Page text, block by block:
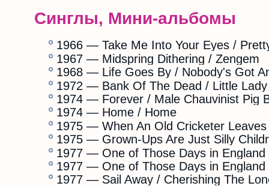
Синглы, Мини-альбомы
1966 — Take Me Into Your Eyes /
1967 — Midspring Dithering / Zengem
1968 — Life Goes By / Nobody's Got
1972 — Bank Of The Dead / Little Lady
1974 — Forever / Male Chauvinist Pig
1974 — Home / Home
1975 — When An Old Cricketer
1975 — Grown-Ups Are Just Silly
1977 — One of Those Days in England
1977 — One of Those Days in England
1977 — Sail Away / Cherishing The